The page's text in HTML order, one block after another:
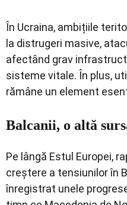
În Ucraina, ambițiile
la distrugeri masive,
afectând grav
sisteme vitale. În plus,
rămâne un element
Balcanii, o altă
Pe lângă Estul Europei,
creștere a tensiunilor în
înregistrat unele